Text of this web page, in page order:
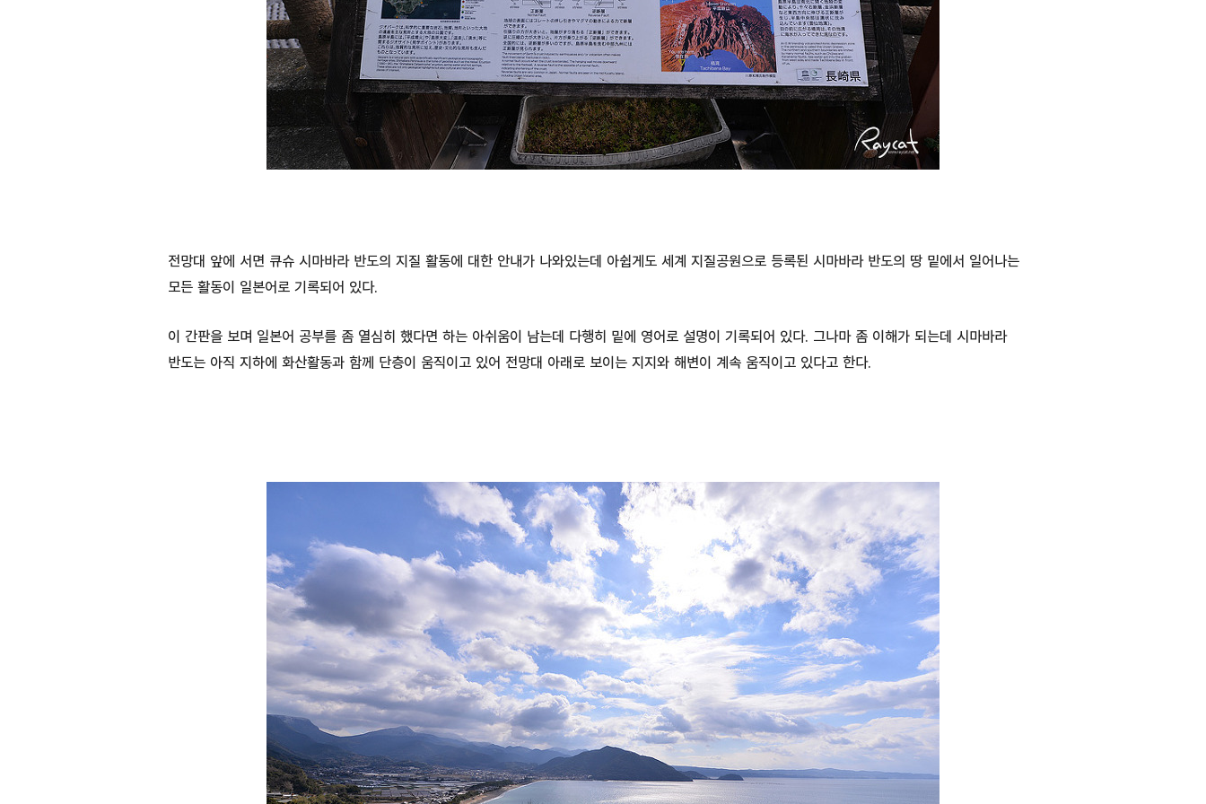
전망대 앞에 서면 큐슈 시마바라 반도의 지질 활동에 대한 안내가 나와있는데 아쉽게도 세계 지질공원으로 등록된 시마바라 반도의 땅 밑에서 일어나는
모든 활동이 일본어로 기록되어 있다.
이 간판을 보며 일본어 공부를 좀 열심히 했다면 하는 아쉬움이 남는데 다행히 밑에 영어로 설명이 기록되어 있다. 그나마 좀 이해가 되는데 시마바라
반도는 아직 지하에 화산활동과 함께 단층이 움직이고 있어 전망대 아래로 보이는 지지와 해변이 계속 움직이고 있다고 한다.